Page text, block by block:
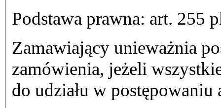
Podstawa prawna: art. 255
Zamawiający unieważnia
zamówienia, jeżeli
do udziału w